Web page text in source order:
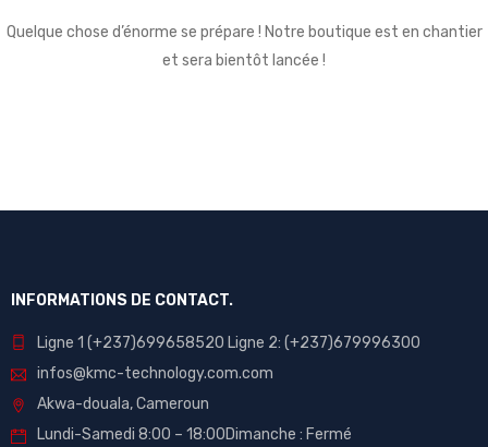
Quelque chose d’énorme se prépare ! Notre boutique est en chantier
et sera bientôt lancée !
INFORMATIONS DE CONTACT.
Ligne 1 (+237)699658520 Ligne 2: (+237)679996300
infos@kmc-technology.com.com
Akwa-douala, Cameroun
Lundi-Samedi 8:00 – 18:00Dimanche : Fermé